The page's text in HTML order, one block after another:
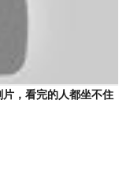
片，看完的人都坐不住